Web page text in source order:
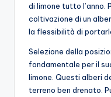
di limone tutto l’anno.
coltivazione di un
la flessibilità di
Selezione della
fondamentale per il
limone. Questi alberi
terreno ben drenato.